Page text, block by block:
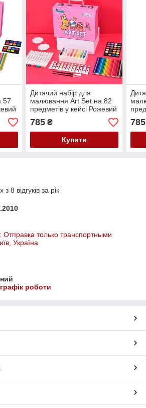
57
Дитячий набір для
малювання Art Set на 82
предметів у кейсі Рожевий
785₴
Купити
785
8 відгуків за рік
Отправка только транспортными
Україна
роботи